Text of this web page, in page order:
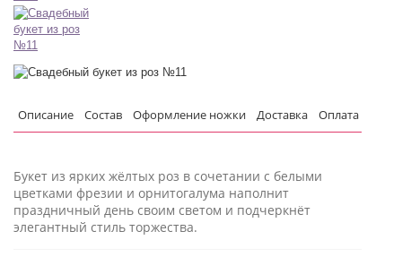
Описание Состав Оформление ножки Доставка Оплата
Букет из ярких жёлтых роз в сочетании с белыми
цветками фрезии и орнитогалума наполнит
праздничный день своим светом и подчеркнёт
элегантный стиль торжества.